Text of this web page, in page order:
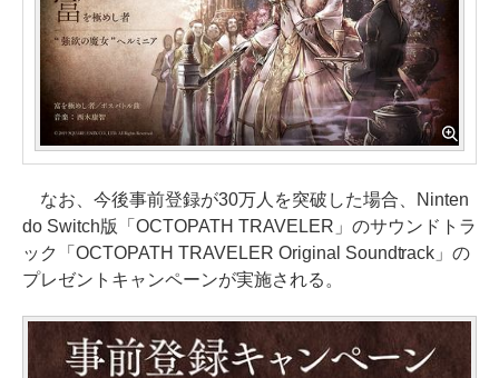
なお、今後事前登録が30万人を突破した場合、Ninten
do Switch版「OCTOPATH TRAVELER」のサウンドトラ
ック「OCTOPATH TRAVELER Original Soundtrack」の
プレゼントキャンペーンが実施される。